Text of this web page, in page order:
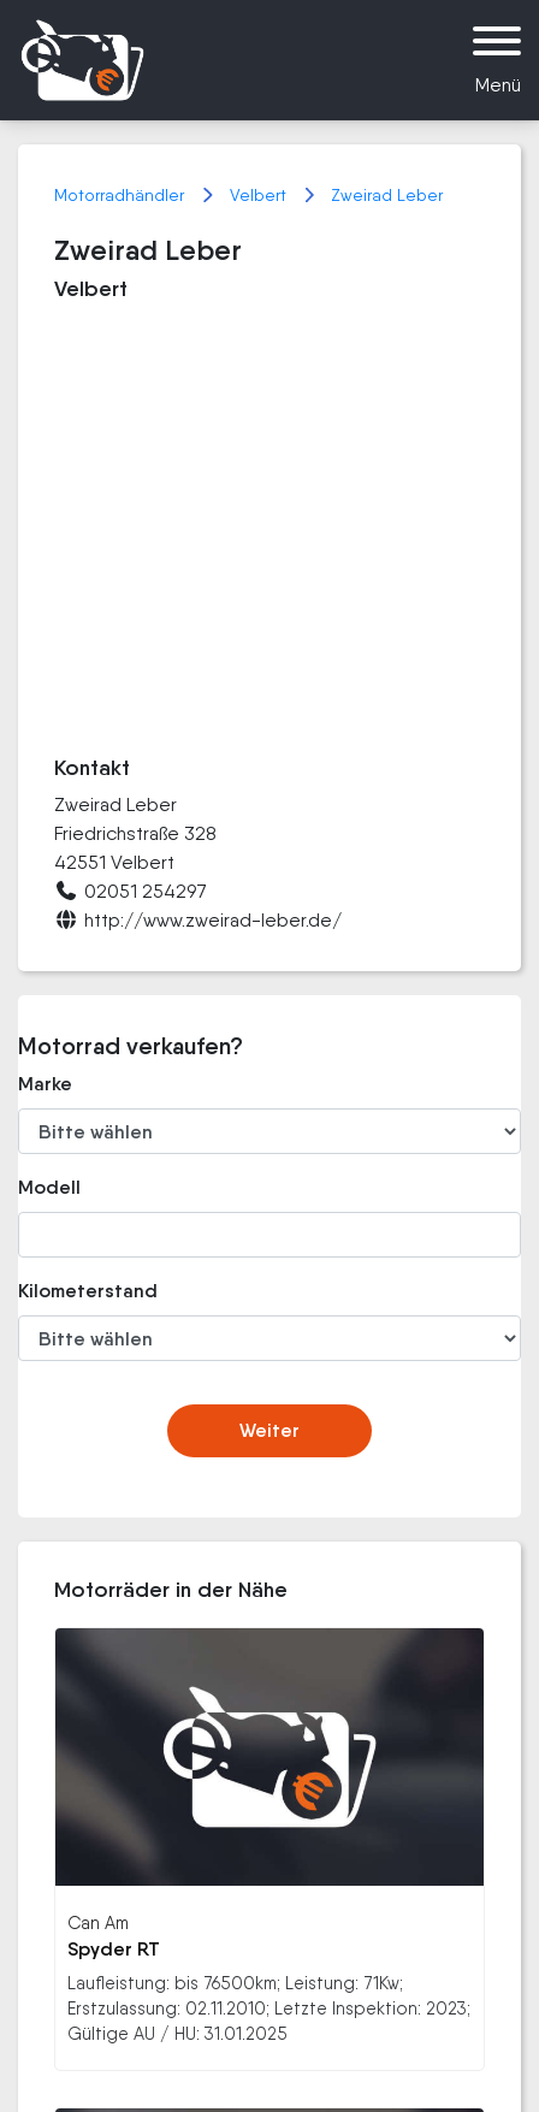
Menü
Motorradhändler Velbert Zweirad Leber
Zweirad Leber
Velbert
Kontakt
Zweirad Leber
Friedrichstraße 328
42551 Velbert
02051 254297
http://www.zweirad-leber.de/
Motorrad verkaufen?
Marke
Modell
Kilometerstand
Weiter
Motorräder in der Nähe
Can Am
Spyder RT
Laufleistung: bis 76500km; Leistung: 71Kw;
Erstzulassung: 02.11.2010; Letzte Inspektion: 2023;
Gültige AU / HU: 31.01.2025